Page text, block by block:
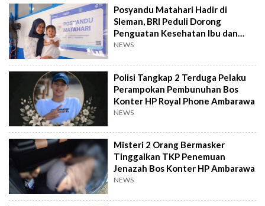
Posyandu Matahari Hadir di
Sleman, BRI Peduli Dorong
Penguatan Kesehatan Ibu dan
Anak
NEWS
Polisi Tangkap 2 Terduga Pelaku
Perampokan Pembunuhan Bos
Konter HP Royal Phone Ambarawa
NEWS
Misteri 2 Orang Bermasker
Tinggalkan TKP Penemuan
Jenazah Bos Konter HP Ambarawa
NEWS